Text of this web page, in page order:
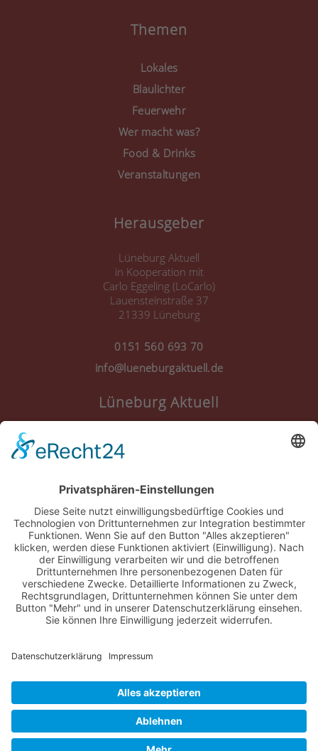
Akzeptieren
Consent Management
Themen
Lokales
Blaulichter
Feuerwehr
Wer macht was?
Food & Drinks
Veranstaltungen
Herausgeber
Lüneburg Aktuell
in Kooperation mit
Carlo Eggeling (LoCarlo)
Lauensteinstraße 37
21339 Lüneburg
0151 560 693 70
info@lueneburgaktuell.de
Lüneburg Aktuell
Nutzungsbedingungen
Über Uns
Datenschutz
Kontakt
Impressum
Cookie-Einstellungen
// Realisiert von